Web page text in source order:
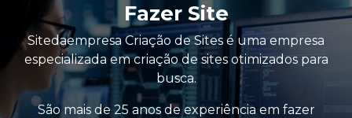
Fazer Site
Sitedaempresa Criação de Sites é uma empresa
especializada em criação de sites otimizados para
busca.
São mais de 25 anos de experiência em fazer